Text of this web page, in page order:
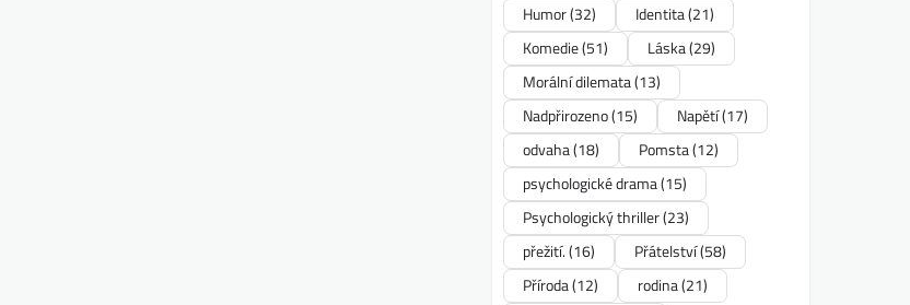
Humor(32) Identita(21)
Komedie(51) Láska(29)
Morální dilemata(13)
Nadpřirozeno(15) Napětí(17)
odvaha(18) Pomsta(12)
psychologické drama(15)
Psychologický thriller(23)
přežití.(16) Přátelství(58)
Příroda(12) rodina(21)